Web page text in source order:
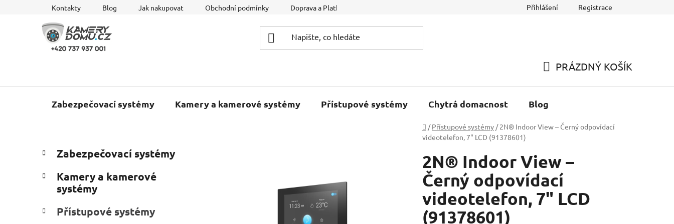
Kontakty Blog Jak nakupovat Obchodní podmínky Doprava a Platba Reklamace a Vracení zboží
Přihlášení Registrace
KOŠÍK
PRÁZDNÝ KOŠÍK
Zabezpečovací systémy Kamery a kamerové systémy Přístupové systémy Chytrá domacnost Blog
Domů
/ Přístupové systémy / 2N® Indoor View – Černý odpovídací
videotelefon, 7" LCD (91378601)
P
o
s
a
kategorie
a
e
r
Zabezpečovací systémy
Kamery a kamerové
systémy
Přístupové systémy
2N® Indoor View –
Černý odpovídací
videotelefon, 7" LCD
(91378601)